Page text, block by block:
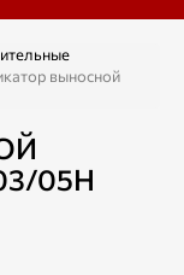
выносной
05Н